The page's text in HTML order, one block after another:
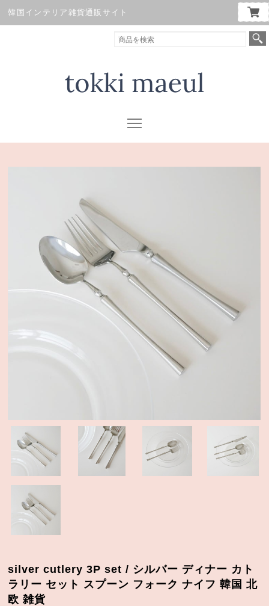
韓国インテリア雑貨通販サイト
silver cutlery 3P set / シルバー ディナー カト
ラリー セット スプーン フォーク ナイフ 韓国 北
欧 雑貨